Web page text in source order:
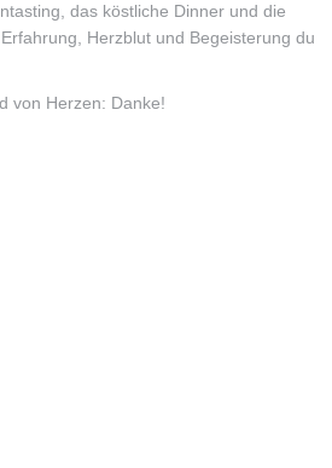
das köstliche Dinner und die
Herzblut und Begeisterung du
von Herzen: Danke!